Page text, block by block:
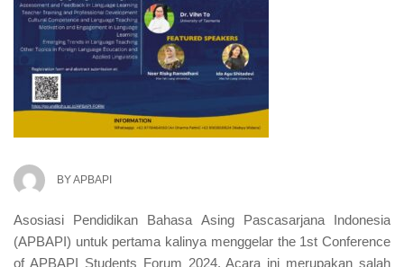
BYAPBAPI
Asosiasi Pendidikan Bahasa Asing Pascasarjana Indonesia
(APBAPI) untuk pertama kalinya menggelar the 1st Conference
of APBAPI Students Forum 2024. Acara ini merupakan salah